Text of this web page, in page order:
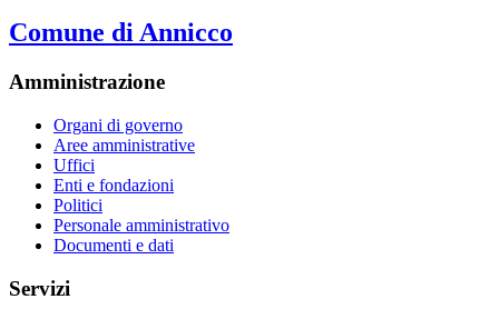
Comune di Annicco
Amministrazione
Organi di governo
Aree amministrative
Uffici
Enti e fondazioni
Politici
Personale amministrativo
Documenti e dati
Servizi